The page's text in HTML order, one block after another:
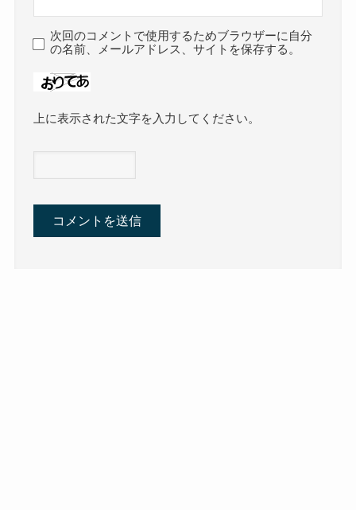
次回のコメントで使用するためブラウザーに自分
の名前、メールアドレス、サイトを保存する。
上に表示された文字を入力してください。